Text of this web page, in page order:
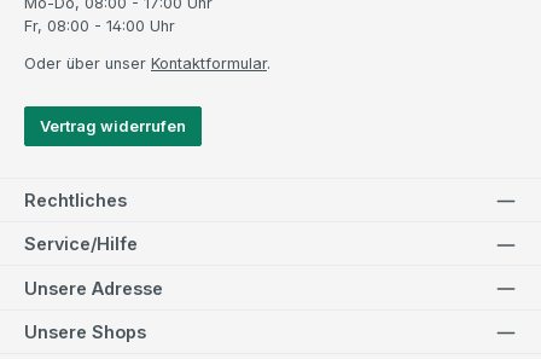
Fr, 08:00 - 14:00 Uhr
Oder über unser Kontaktformular.
Vertrag widerrufen
Rechtliches
Service/Hilfe
Unsere Adresse
Unsere Shops